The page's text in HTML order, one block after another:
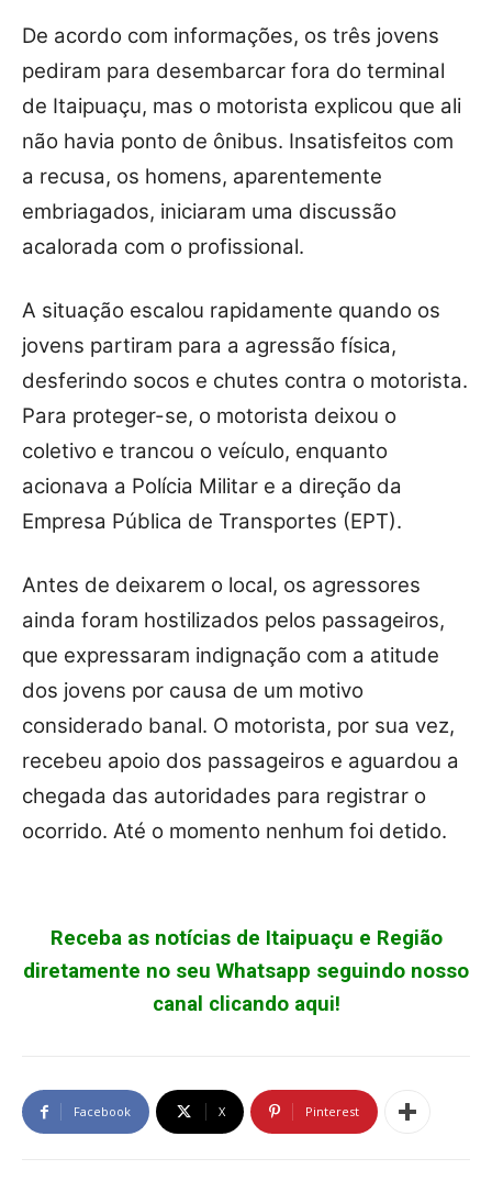
De acordo com informações, os três jovens
pediram para desembarcar fora do terminal
de Itaipuaçu, mas o motorista explicou que ali
não havia ponto de ônibus. Insatisfeitos com
a recusa, os homens, aparentemente
embriagados, iniciaram uma discussão
acalorada com o profissional.
A situação escalou rapidamente quando os
jovens partiram para a agressão física,
desferindo socos e chutes contra o motorista.
Para proteger-se, o motorista deixou o
coletivo e trancou o veículo, enquanto
acionava a Polícia Militar e a direção da
Empresa Pública de Transportes (EPT).
Antes de deixarem o local, os agressores
ainda foram hostilizados pelos passageiros,
que expressaram indignação com a atitude
dos jovens por causa de um motivo
considerado banal. O motorista, por sua vez,
recebeu apoio dos passageiros e aguardou a
chegada das autoridades para registrar o
ocorrido. Até o momento nenhum foi detido.
Receba as notícias de Itaipuaçu e Região
diretamente no seu Whatsapp seguindo nosso
canal clicando aqui!
Facebook X Pinterest